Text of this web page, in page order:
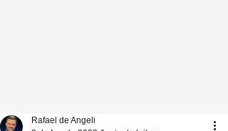
Rafael de Angeli